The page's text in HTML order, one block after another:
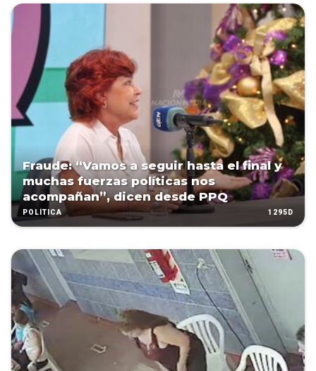
Fraude: “Vamos a seguir hasta el final y
muchas fuerzas políticas nos
acompañan”, dicen desde PPQ
POLÍTICA 1295D